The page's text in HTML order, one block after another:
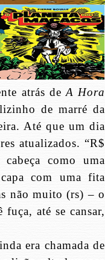
atrás de A Hora
de marré da
Até que um dia
atualizados. “R$
como uma
com uma fita
não muito (rs) – o
até se cansar,
era chamada de